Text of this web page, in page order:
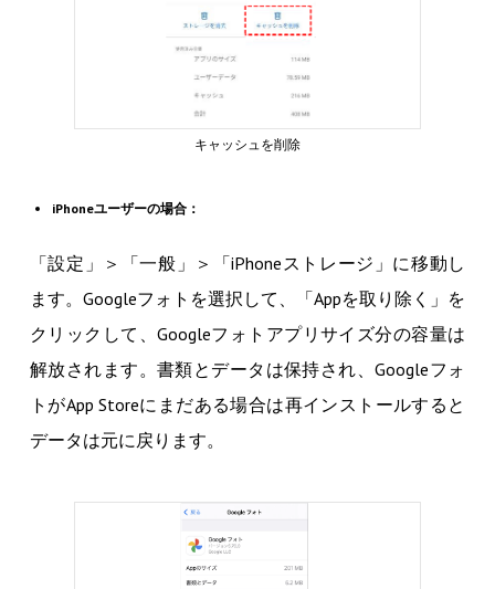
キャッシュを削除
iPhoneユーザーの場合：
「設定」＞「一般」＞「iPhoneストレージ」に移動し
ます。Googleフォトを選択して、「Appを取り除く」を
クリックして、Googleフォトアプリサイズ分の容量は
解放されます。書類とデータは保持され、Googleフォ
トがApp Storeにまだある場合は再インストールすると
データは元に戻ります。